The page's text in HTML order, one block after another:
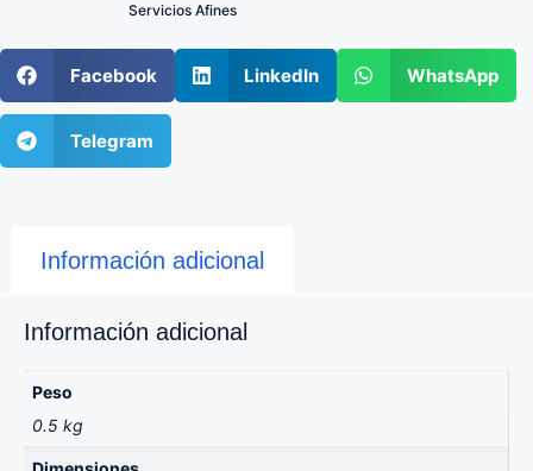
Servicios Afines
Facebook LinkedIn WhatsApp
Telegram
Información adicional
Información adicional
Peso
0.5 kg